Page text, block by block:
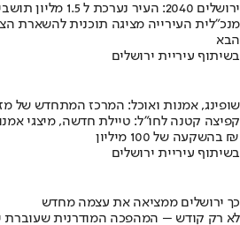
ירושלים 2040: העיר נערכת ל 1.5 מליון תושבים
מנכ"לית העירייה מציגה תוכנית להשארת
הבא
בשיתוף עיריית ירושלים
שופינג, אמנות ואוכל: המרכז המתחדש של
קפיצה קטנה לחו"ל: טיילת חדשה, מיצגי
בהשקעה של 100 מיליון ₪
בשיתוף עיריית ירושלים
כך ירושלים ממציאה את עצמה מחדש
לא רק קודש – המהפכה המודרנית שעוברת